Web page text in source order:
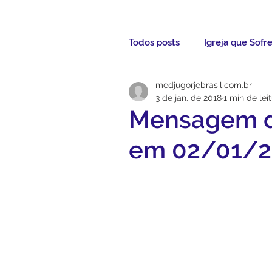
Todos posts Igreja que Sofre
Mensagem da Semana
Santos da Semana
Mensagem
em 02/01/
medjugorjebrasil.com.br
3 de jan. de 20181 min de